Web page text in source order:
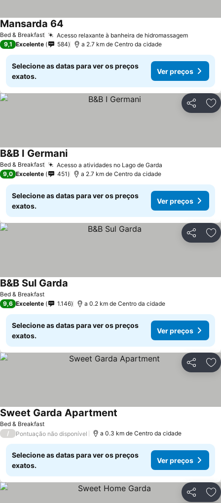
Bed & Breakfast Acesso relaxante à banheira de hidromassagem
Mansarda 64
9,1 Excelente 584 a 2.7 km de Centro da cidade
Selecione as datas para ver os preços
exatos.
Ver preços
Partilhar
Bed & Breakfast Acesso a atividades no Lago de Garda
B&B I Germani
9,0 Excelente 451 a 2.7 km de Centro da cidade
Selecione as datas para ver os preços
exatos.
Ver preços
Partilhar
Bed & Breakfast
B&B Sul Garda
9,6 Excelente 1.146 a 0.2 km de Centro da cidade
Selecione as datas para ver os preços
exatos.
Ver preços
Partilhar
Bed & Breakfast
Sweet Garda Apartment
/ Pontuação não disponível a 0.3 km de Centro da cidade
Selecione as datas para ver os preços
exatos.
Ver preços
Partilhar